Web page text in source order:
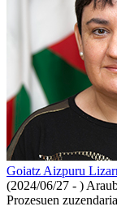
Goiatz Aizpuru
(2024/06/27 - )
Prozesuen zuzendaria